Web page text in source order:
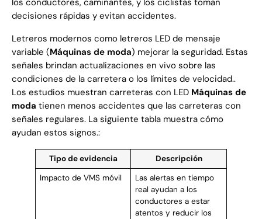
los conductores, caminantes, y los ciclistas toman
decisiones rápidas y evitan accidentes.
Letreros modernos como letreros LED de mensaje
variable (Máquinas de moda) mejorar la seguridad. Estas
señales brindan actualizaciones en vivo sobre las
condiciones de la carretera o los límites de velocidad..
Los estudios muestran carreteras con LED Máquinas de
moda tienen menos accidentes que las carreteras con
señales regulares. La siguiente tabla muestra cómo
ayudan estos signos.:
Tipo de evidencia
Descripción
Impacto de VMS móvil
Las alertas en tiempo
real ayudan a los
conductores a estar
atentos y reducir los